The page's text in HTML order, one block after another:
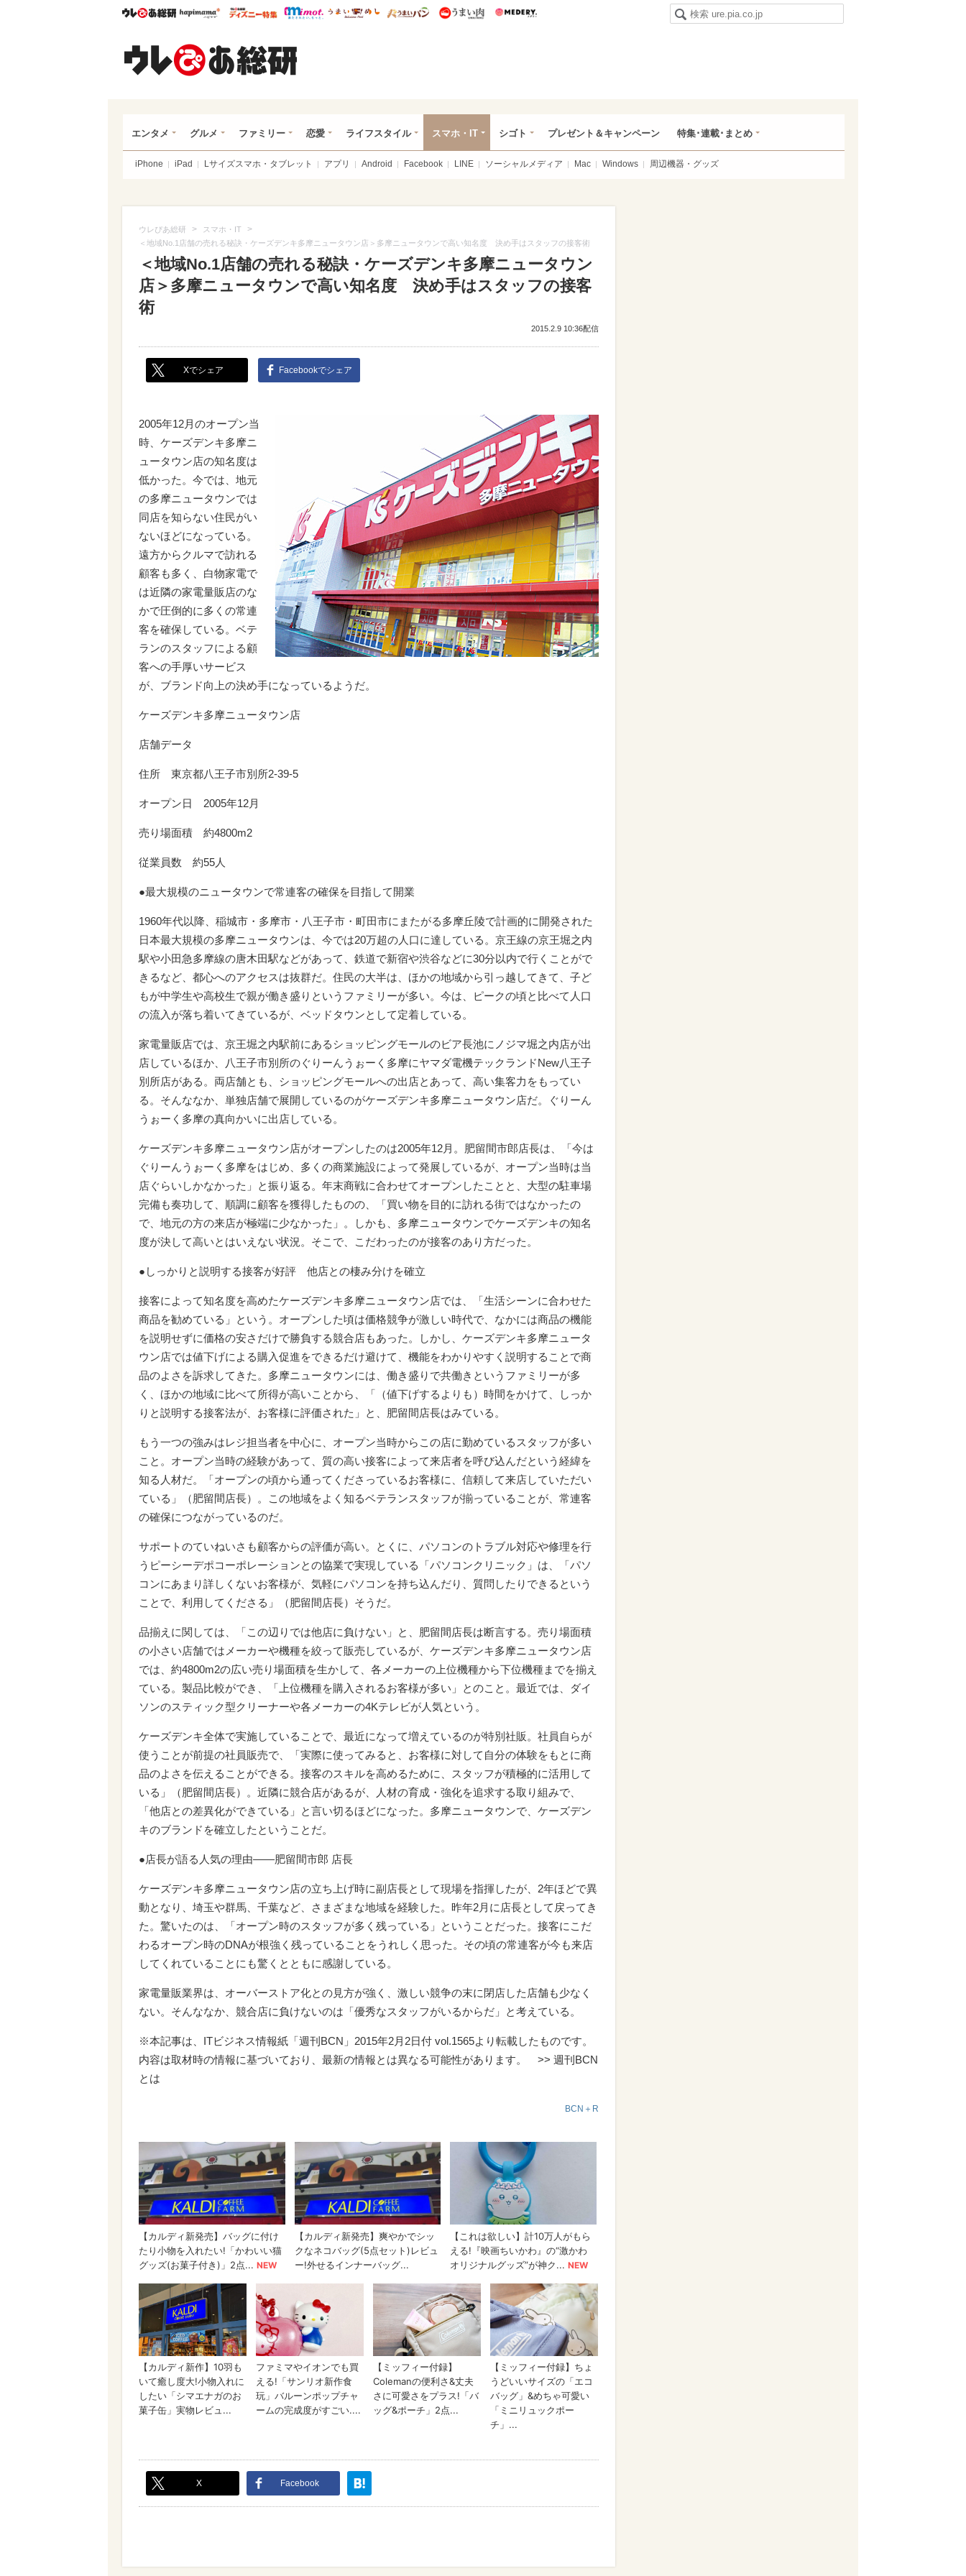
ウレぴあ総研ハピママ* ウレぴあ総研 ディズニー特集
mimot. うまいめし うまいパン うまい肉
エンタメ グルメ ファミリー 恋愛 ライフスタイル スマホ・IT シゴト プレゼント＆キャンペーン 特集･連載･まとめ
iPhone iPad Lサイズスマホ・タブレット アプリ Android Facebook LINE ソーシャルメディア Mac Windows 周辺機器・グッズ
ウレぴあ総研 > スマホ・IT >
＜地域No.1店舗の売れる秘訣・ケーズデンキ多摩ニュータウン店＞多摩ニュータウンで高い知名度 決め手はスタッフの接客術
＜地域No.1店舗の売れる秘訣・ケーズデンキ多摩ニュータウン
店＞多摩ニュータウンで高い知名度 決め手はスタッフの接客
術
2015.2.9 10:36配信
Xでシェア Facebookでシェア
2005年12月のオープン当
時、ケーズデンキ多摩ニ
ュータウン店の知名度は
低かった。今では、地元
の多摩ニュータウンでは
同店を知らない住民がい
ないほどになっている。
遠方からクルマで訪れる
顧客も多く、白物家電で
は近隣の家電量販店のな
かで圧倒的に多くの常連
客を確保している。ベテ
ランのスタッフによる顧
客への手厚いサービス
が、ブランド向上の決め手になっているようだ。
ケーズデンキ多摩ニュータウン店
店舗データ
住所 東京都八王子市別所2-39-5
オープン日 2005年12月
売り場面積 約4800m2
従業員数 約55人
●最大規模のニュータウンで常連客の確保を目指して開業
1960年代以降、稲城市・多摩市・八王子市・町田市にまたがる多摩丘陵で計画的に開発された
日本最大規模の多摩ニュータウンは、今では20万超の人口に達している。京王線の京王堀之内
駅や小田急多摩線の唐木田駅などがあって、鉄道で新宿や渋谷などに30分以内で行くことがで
きるなど、都心へのアクセスは抜群だ。住民の大半は、ほかの地域から引っ越してきて、子ど
もが中学生や高校生で親が働き盛りというファミリーが多い。今は、ピークの頃と比べて人口
の流入が落ち着いてきているが、ベッドタウンとして定着している。
家電量販店では、京王堀之内駅前にあるショッピングモールのビア長池にノジマ堀之内店が出
店しているほか、八王子市別所のぐりーんうぉーく多摩にヤマダ電機テックランドNew八王子
別所店がある。両店舗とも、ショッピングモールへの出店とあって、高い集客力をもってい
る。そんななか、単独店舗で展開しているのがケーズデンキ多摩ニュータウン店だ。ぐりーん
うぉーく多摩の真向かいに出店している。
ケーズデンキ多摩ニュータウン店がオープンしたのは2005年12月。肥留間市郎店長は、「今は
ぐりーんうぉーく多摩をはじめ、多くの商業施設によって発展しているが、オープン当時は当
店ぐらいしかなかった」と振り返る。年末商戦に合わせてオープンしたことと、大型の駐車場
完備も奏功して、順調に顧客を獲得したものの、「買い物を目的に訪れる街ではなかったの
で、地元の方の来店が極端に少なかった」。しかも、多摩ニュータウンでケーズデンキの知名
度が決して高いとはいえない状況。そこで、こだわったのが接客のあり方だった。
●しっかりと説明する接客が好評 他店との棲み分けを確立
接客によって知名度を高めたケーズデンキ多摩ニュータウン店では、「生活シーンに合わせた
商品を勧めている」という。オープンした頃は価格競争が激しい時代で、なかには商品の機能
を説明せずに価格の安さだけで勝負する競合店もあった。しかし、ケーズデンキ多摩ニュータ
ウン店では値下げによる購入促進をできるだけ避けて、機能をわかりやすく説明することで商
品のよさを訴求してきた。多摩ニュータウンには、働き盛りで共働きというファミリーが多
く、ほかの地域に比べて所得が高いことから、「（値下げするよりも）時間をかけて、しっか
りと説明する接客法が、お客様に評価された」と、肥留間店長はみている。
もう一つの強みはレジ担当者を中心に、オープン当時からこの店に勤めているスタッフが多い
こと。オープン当時の経験があって、質の高い接客によって来店者を呼び込んだという経緯を
知る人材だ。「オープンの頃から通ってくださっているお客様に、信頼して来店していただい
ている」（肥留間店長）。この地域をよく知るベテランスタッフが揃っていることが、常連客
の確保につながっているのだ。
サポートのていねいさも顧客からの評価が高い。とくに、パソコンのトラブル対応や修理を行
うピーシーデポコーポレーションとの協業で実現している「パソコンクリニック」は、「パソ
コンにあまり詳しくないお客様が、気軽にパソコンを持ち込んだり、質問したりできるという
ことで、利用してくださる」（肥留間店長）そうだ。
品揃えに関しては、「この辺りでは他店に負けない」と、肥留間店長は断言する。売り場面積
の小さい店舗ではメーカーや機種を絞って販売しているが、ケーズデンキ多摩ニュータウン店
では、約4800m2の広い売り場面積を生かして、各メーカーの上位機種から下位機種までを揃え
ている。製品比較ができ、「上位機種を購入されるお客様が多い」とのこと。最近では、ダイ
ソンのスティック型クリーナーや各メーカーの4Kテレビが人気という。
ケーズデンキ全体で実施していることで、最近になって増えているのが特別社販。社員自らが
使うことが前提の社員販売で、「実際に使ってみると、お客様に対して自分の体験をもとに商
品のよさを伝えることができる。接客のスキルを高めるために、スタッフが積極的に活用して
いる」（肥留間店長）。近隣に競合店があるが、人材の育成・強化を追求する取り組みで、
「他店との差異化ができている」と言い切るほどになった。多摩ニュータウンで、ケーズデン
キのブランドを確立したということだ。
●店長が語る人気の理由――肥留間市郎 店長
ケーズデンキ多摩ニュータウン店の立ち上げ時に副店長として現場を指揮したが、2年ほどで異
動となり、埼玉や群馬、千葉など、さまざまな地域を経験した。昨年2月に店長として戻ってき
た。驚いたのは、「オープン時のスタッフが多く残っている」ということだった。接客にこだ
わるオープン時のDNAが根強く残っていることをうれしく思った。その頃の常連客が今も来店
してくれていることにも驚くとともに感謝している。
家電量販業界は、オーバーストア化との見方が強く、激しい競争の末に閉店した店舗も少なく
ない。そんななか、競合店に負けないのは「優秀なスタッフがいるからだ」と考えている。
※本記事は、ITビジネス情報紙「週刊BCN」2015年2月2日付 vol.1565より転載したものです。
内容は取材時の情報に基づいており、最新の情報とは異なる可能性があります。 >> 週刊BCN
とは
BCN＋R
X Facebook